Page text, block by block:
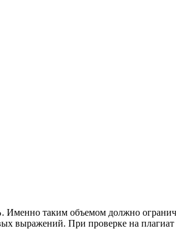
. Именно таким объемом должно
выражений. При проверке на плагиат